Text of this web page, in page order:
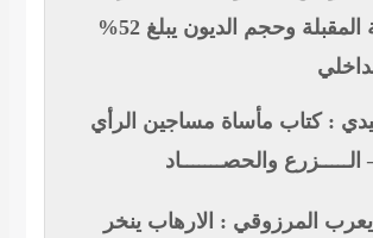
حذرة للسنة المقبلة وحجم الديون يبلغ 52%
: كتاب مأساة مساجين الرأي
والحصـــــــاد
يعرب المرزوقي : الارهاب ينخر